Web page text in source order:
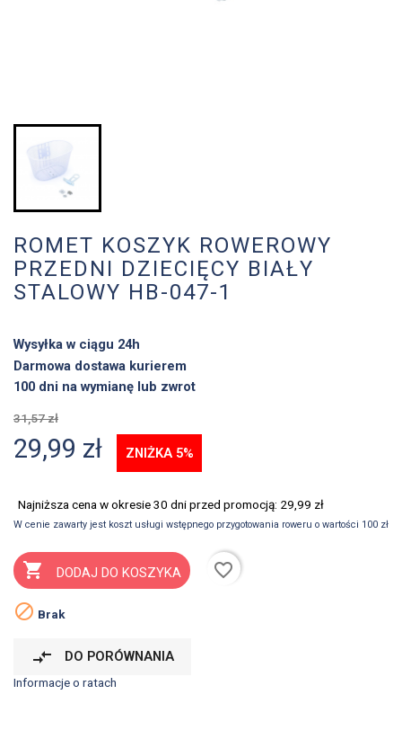
ROMET KOSZYK ROWEROWY
PRZEDNI DZIECIĘCY BIAŁY
STALOWY HB-047-1
Wysyłka w ciągu 24h
Darmowa dostawa kurierem
100 dni na wymianę lub zwrot
31,57 zł
29,99 zł ZNIŻKA 5%
Najniższa cena w okresie 30 dni przed promocją: 29,99 zł
W cenie zawarty jest koszt usługi wstępnego przygotowania roweru o wartości 100 zł
 DODAJ DO KOSZYKA
favorite_border
 Brak
compare_arrows DO PORÓWNANIA
Informacje o ratach